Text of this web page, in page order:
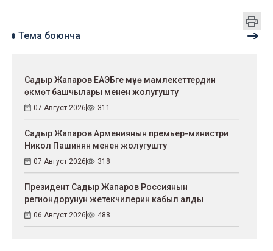
Тема боюнча
Садыр Жапаров ЕАЭБге мүчө мамлекеттердин
өкмөт башчылары менен жолугушту
07 Август 2026 311
Садыр Жапаров Армениянын премьер-министри
Никол Пашинян менен жолугушту
07 Август 2026 318
Президент Садыр Жапаров Россиянын
региондорунун жетекчилерин кабыл алды
06 Август 2026 488